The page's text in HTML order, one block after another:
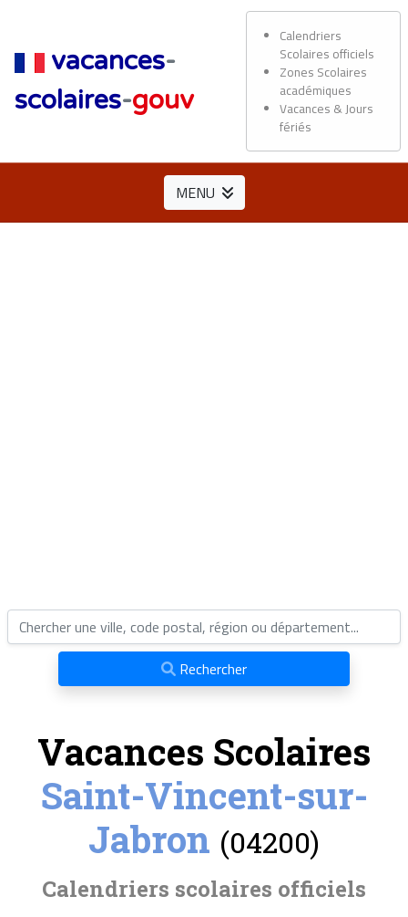
vacances-
scolaires-gouv
Calendriers
Scolaires officiels
Zones Scolaires
académiques
Vacances & Jours
fériés
MENU
Rechercher
Vacances Scolaires
Saint-Vincent-sur-
Jabron (04200)
Calendriers scolaires officiels